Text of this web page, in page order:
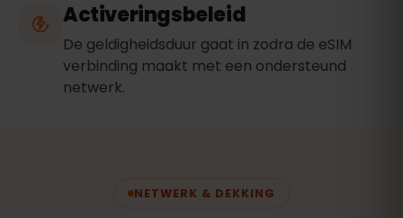
Activeringsbeleid
De geldigheidsduur gaat in zodra de eSIM
verbinding maakt met een ondersteund
netwerk.
NETWERK & DEKKING